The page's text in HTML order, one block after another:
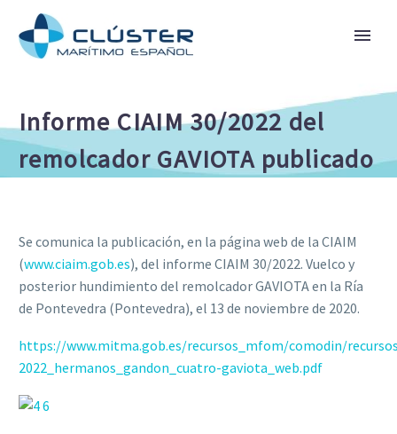
Informe CIAIM 30/2022 del
remolcador GAVIOTA publicado
Se comunica la publicación, en la página web de la CIAIM
(www.ciaim.gob.es), del informe CIAIM 30/2022. Vuelco y
posterior hundimiento del remolcador GAVIOTA en la Ría
de Pontevedra (Pontevedra), el 13 de noviembre de 2020.
https://www.mitma.gob.es/recursos_mfom/comodin/
2022_hermanos_gandon_cuatro-gaviota_web.pdf